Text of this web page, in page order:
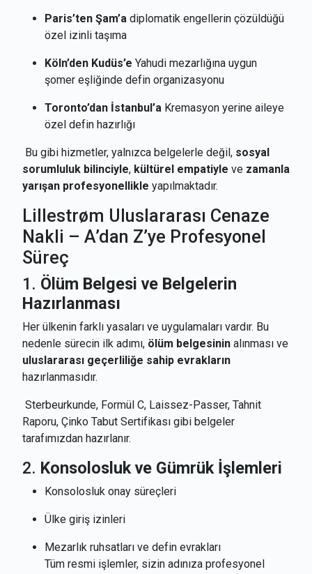
Paris’ten Şam’a diplomatik engellerin çözüldüğü
özel izinli taşıma
Köln’den Kudüs’e Yahudi mezarlığına uygun
şomer eşliğinde defin organizasyonu
Toronto’dan İstanbul’a Kremasyon yerine aileye
özel defin hazırlığı
Bu gibi hizmetler, yalnızca belgelerle değil, sosyal
sorumluluk bilinciyle, kültürel empatiyle ve zamanla
yarışan profesyonellikle yapılmaktadır.
Lillestrøm Uluslararası Cenaze
Nakli – A’dan Z’ye Profesyonel
Süreç
1. Ölüm Belgesi ve Belgelerin
Hazırlanması
Her ülkenin farklı yasaları ve uygulamaları vardır. Bu
nedenle sürecin ilk adımı, ölüm belgesinin alınması ve
uluslararası geçerliliğe sahip evrakların
hazırlanmasıdır.
Sterbeurkunde, Formül C, Laissez-Passer, Tahnit
Raporu, Çinko Tabut Sertifikası gibi belgeler
tarafımızdan hazırlanır.
2. Konsolosluk ve Gümrük İşlemleri
Konsolosluk onay süreçleri
Ülke giriş izinleri
Mezarlık ruhsatları ve defin evrakları
Tüm resmi işlemler, sizin adınıza profesyonel